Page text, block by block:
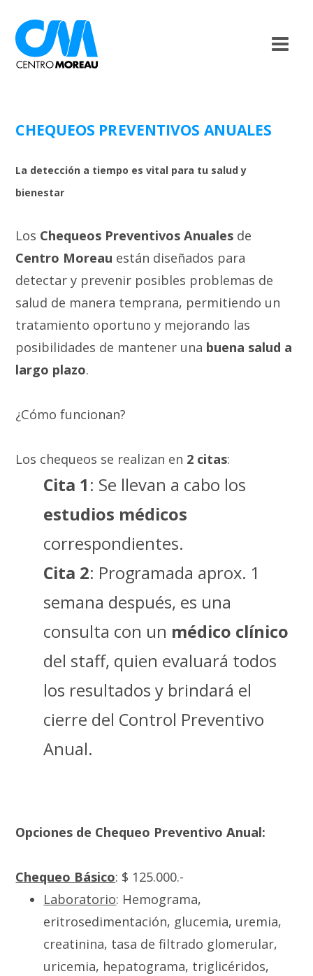
CHEQUEOS PREVENTIVOS ANUALES
La detección a tiempo es vital para tu salud y
bienestar
Los Chequeos Preventivos Anuales de
Centro Moreau están diseñados para
detectar y prevenir posibles problemas de
salud de manera temprana, permitiendo un
tratamiento oportuno y mejorando las
posibilidades de mantener una buena salud a
largo plazo.
¿Cómo funcionan?
Los chequeos se realizan en 2 citas:
Cita 1: Se llevan a cabo los
estudios médicos
correspondientes.
Cita 2: Programada aprox. 1
semana después, es una
consulta con un médico clínico
del staff, quien evaluará todos
los resultados y brindará el
cierre del Control Preventivo
Anual.
Opciones de Chequeo Preventivo Anual:
Chequeo Básico: $ 125.000.-
Laboratorio: Hemograma,
eritrosedimentación, glucemia, uremia,
creatinina, tasa de filtrado glomerular,
uricemia, hepatograma, triglicéridos,